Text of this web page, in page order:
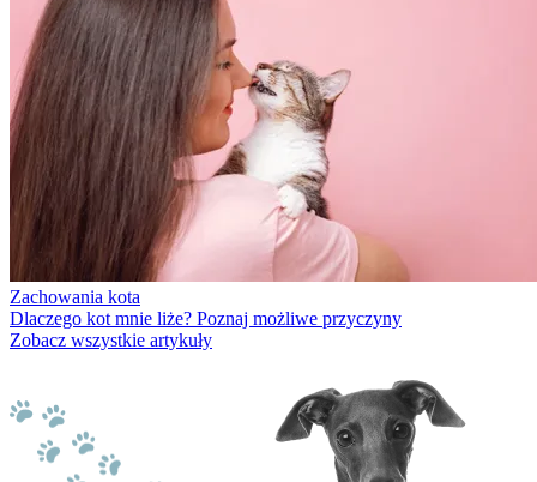
Zachowania kota
Dlaczego kot mnie liże? Poznaj możliwe przyczyny
Zobacz wszystkie artykuły